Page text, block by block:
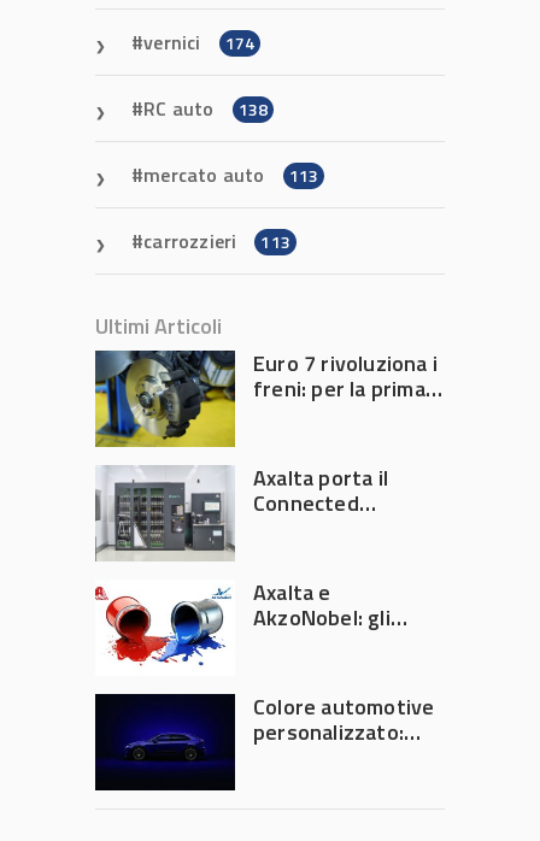
vernici 174
RC auto 138
mercato auto 113
carrozzieri 113
Ultimi Articoli
Euro 7 rivoluziona i
freni: per la prima
generate dalla
frenata
Axalta porta il
Connected
Automechanika
Frankfurt 2026
Axalta e
AkzoNobel: gli
Colore automotive
personalizzato:
diventa ingegneria